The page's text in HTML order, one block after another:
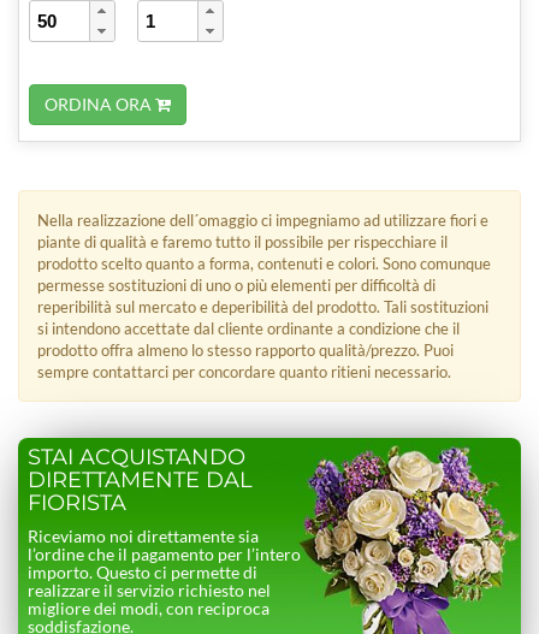
ORDINA ORA
Nella realizzazione dell´omaggio ci impegniamo ad utilizzare fiori e
piante di qualità e faremo tutto il possibile per rispecchiare il
prodotto scelto quanto a forma, contenuti e colori. Sono comunque
permesse sostituzioni di uno o più elementi per difficoltà di
reperibilità sul mercato e deperibilità del prodotto. Tali sostituzioni
si intendono accettate dal cliente ordinante a condizione che il
prodotto offra almeno lo stesso rapporto qualità/prezzo. Puoi
sempre contattarci per concordare quanto ritieni necessario.
STAI ACQUISTANDO
DIRETTAMENTE DAL
FIORISTA
Riceviamo noi direttamente sia
l’ordine che il pagamento per l’intero
importo. Questo ci permette di
realizzare il servizio richiesto nel
migliore dei modi, con reciproca
soddisfazione.